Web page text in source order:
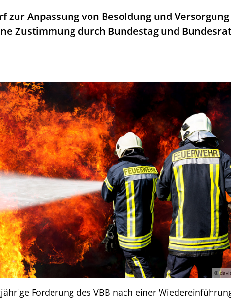
Anpassung von Besoldung und Versorgung
Zustimmung durch Bundestag und
©
Forderung des VBB nach einer